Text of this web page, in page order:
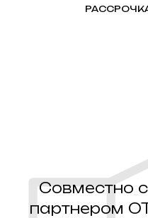
Совместно
партнером